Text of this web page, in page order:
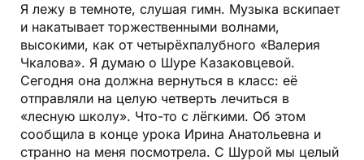
Я лежу в темноте, слушая гимн. Музыка вскипает
и накатывает торжественными волнами,
высокими, как от четырёхпалубного «Валерия
Чкалова». Я думаю о Шуре Казаковцевой.
Сегодня она должна вернуться в класс: её
отправляли на целую четверть лечиться в
«лесную школу». Что-то с лёгкими. Об этом
сообщила в конце урока Ирина Анатольевна и
странно на меня посмотрела. С Шурой мы целый